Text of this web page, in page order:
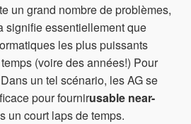
un grand nombre de problèmes,
signifie essentiellement que
les plus puissants
(voire des années!) Pour
un tel scénario, les AG se
pour fournirusable near-
un court laps de temps.